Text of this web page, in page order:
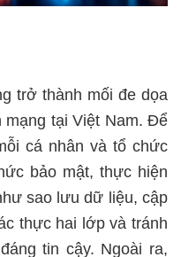
trở thành mối đe dọa
mạng tại Việt Nam. Để
cá nhân và tổ chức
bảo mật, thực hiện
sao lưu dữ liệu, cập
thực hai lớp và tránh
tin cậy. Ngoài ra,